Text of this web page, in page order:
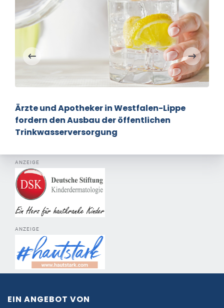
Ärzte und Apotheker in Westfalen-Lippe
fordern den Ausbau der öffentlichen
Trinkwasserversorgung
ANZEIGE
ANZEIGE
EIN ANGEBOT VON